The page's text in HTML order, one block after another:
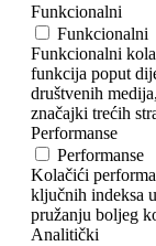
Funkcionalni
Funkcionalni
Funkcionalni
funkcija poput
društvenih
značajki trećih
Performanse
Performanse
Kolačići
ključnih indeksa
pružanju boljeg
Analitički